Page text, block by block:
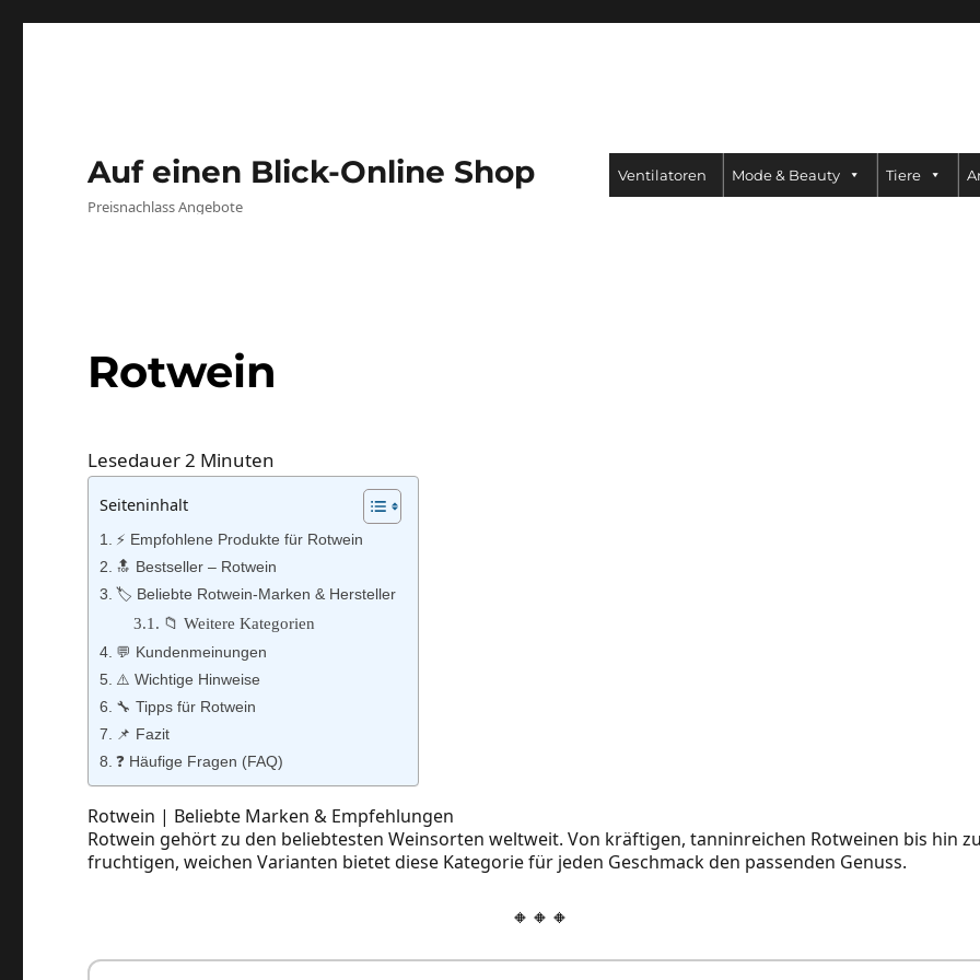
Auf einen Blick-Online Shop
Preisnachlass Angebote
Ventilatoren Mode & Beauty Tiere
Rotwein
Lesedauer2 Minuten
Seiteninhalt
⚡️ Empfohlene Produkte für Rotwein
🔝 Bestseller – Rotwein
🏷️ Beliebte Rotwein‑Marken & Hersteller
📁 Weitere Kategorien
💬 Kundenmeinungen
⚠️ Wichtige Hinweise
🔧 Tipps für Rotwein
📌 Fazit
❓ Häufige Fragen (FAQ)
Rotwein | Beliebte Marken & Empfehlungen
Rotwein gehört zu den beliebtesten Weinsorten weltweit. Von kräftigen, tanninreichen Rotweinen bis hin
fruchtigen, weichen Varianten bietet diese Kategorie für jeden Geschmack den passenden Genuss.
🔸🔸🔸